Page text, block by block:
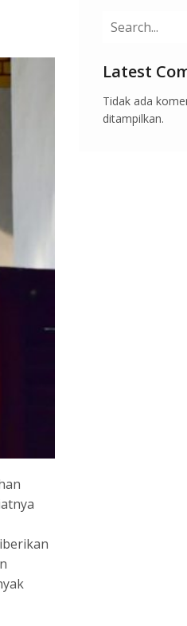
Latest
Tidak ada
ditampilkan.